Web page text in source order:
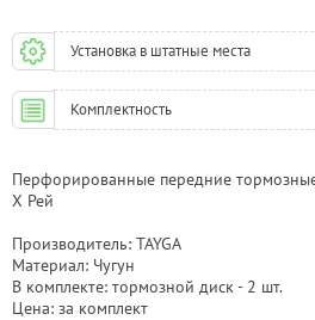
Установка в штатные места
Комплектность
Перфорированные передние тормозные
Х Рей
Производитель: TAYGA
Материал: Чугун
В комплекте: тормозной диск - 2 шт.
Цена: за комплект